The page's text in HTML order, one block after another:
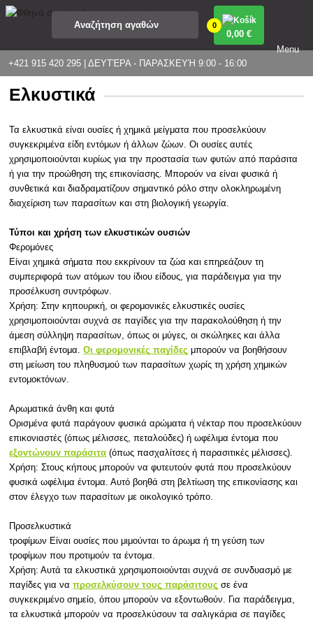
+421 915 420 295 | ΔΕΥΤΈΡΑ - ΠΑΡΑΣΚΕΥΉ 9:00 - 16:00
0
0,00 €
Menu
Ελκυστικά
Τα ελκυστικά είναι ουσίες ή χημικά μείγματα που προσελκύουν
συγκεκριμένα είδη εντόμων ή άλλων ζώων. Οι ουσίες αυτές
χρησιμοποιούνται κυρίως για την προστασία των φυτών από παράσιτα
ή για την προώθηση της επικονίασης. Μπορούν να είναι φυσικά ή
συνθετικά και διαδραματίζουν σημαντικό ρόλο στην ολοκληρωμένη
διαχείριση των παρασίτων και στη βιολογική γεωργία.
Τύποι και χρήση των ελκυστικών ουσιών
Φερομόνες
Είναι χημικά σήματα που εκκρίνουν τα ζώα και επηρεάζουν τη
συμπεριφορά των ατόμων του ίδιου είδους, για παράδειγμα για την
προσέλκυση συντρόφων.
Χρήση: Στην κηπουρική, οι φερομονικές ελκυστικές ουσίες
χρησιμοποιούνται συχνά σε παγίδες για την παρακολούθηση ή την
άμεση σύλληψη παρασίτων, όπως οι μύγες, οι σκώληκες και άλλα
επιβλαβή έντομα.Οι φερομονικές παγίδες μπορούν να βοηθήσουν
στη μείωση του πληθυσμού των παρασίτων χωρίς τη χρήση χημικών
εντομοκτόνων.
Αρωματικά άνθη και φυτά
Ορισμένα φυτά παράγουν φυσικά αρώματα ή νέκταρ που προσελκύουν
επικονιαστές (όπως μέλισσες, πεταλούδες) ή ωφέλιμα έντομα που
εξοντώνουν παράσιτα (όπως πασχαλίτσες ή παρασιτικές μέλισσες).
Χρήση: Στους κήπους μπορούν να φυτευτούν φυτά που προσελκύουν
φυσικά ωφέλιμα έντομα. Αυτό βοηθά στη βελτίωση της επικονίασης και
στον έλεγχο των παρασίτων με οικολογικό τρόπο.
Προσελκυστικά
τροφίμων Είναι ουσίες που μιμούνται το άρωμα ή τη γεύση των
τροφίμων που προτιμούν τα έντομα.
Χρήση: Αυτά τα ελκυστικά χρησιμοποιούνται συχνά σε συνδυασμό με
παγίδες για ναπροσελκύσουν τους παράσιτους σε ένα
συγκεκριμένο σημείο, όπου μπορούν να εξοντωθούν. Για παράδειγμα,
τα ελκυστικά μπορούν να προσελκύσουν τα σαλιγκάρια σε παγίδες